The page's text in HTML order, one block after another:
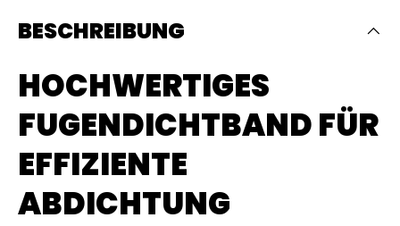
BESCHREIBUNG
HOCHWERTIGES
FUGENDICHTBAND FÜR
EFFIZIENTE
ABDICHTUNG